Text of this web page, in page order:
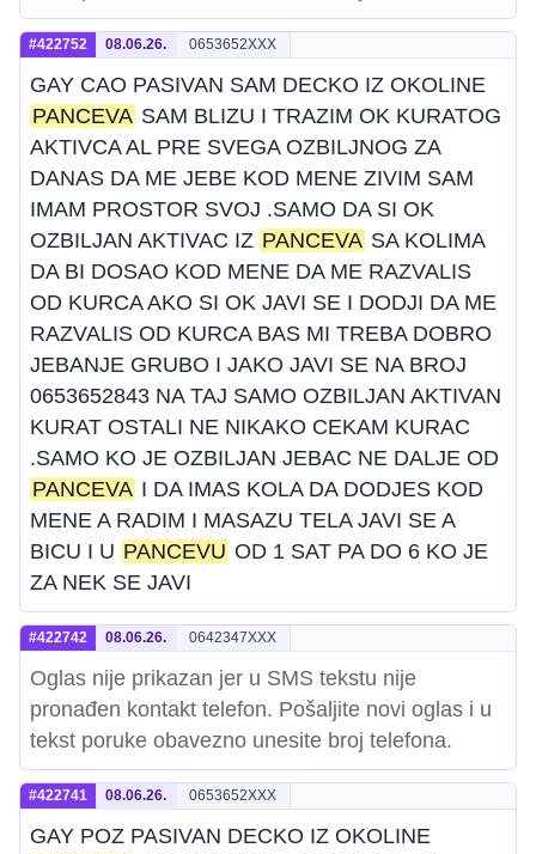
#422752 08.06.26. 0653652XXX
GAY CAO PASIVAN SAM DECKO IZ OKOLINE
PANCEVA SAM BLIZU I TRAZIM OK KURATOG
AKTIVCA AL PRE SVEGA OZBILJNOG ZA
DANAS DA ME JEBE KOD MENE ZIVIM SAM
IMAM PROSTOR SVOJ .SAMO DA SI OK
OZBILJAN AKTIVAC IZ PANCEVA SA KOLIMA
DA BI DOSAO KOD MENE DA ME RAZVALIS
OD KURCA AKO SI OK JAVI SE I DODJI DA ME
RAZVALIS OD KURCA BAS MI TREBA DOBRO
JEBANJE GRUBO I JAKO JAVI SE NA BROJ
0653652843 NA TAJ SAMO OZBILJAN AKTIVAN
KURAT OSTALI NE NIKAKO CEKAM KURAC
.SAMO KO JE OZBILJAN JEBAC NE DALJE OD
PANCEVA I DA IMAS KOLA DA DODJES KOD
MENE A RADIM I MASAZU TELA JAVI SE A
BICU I U PANCEVU OD 1 SAT PA DO 6 KO JE
ZA NEK SE JAVI
#422742 08.06.26. 0642347XXX
Oglas nije prikazan jer u SMS tekstu nije
pronađen kontakt telefon. Pošaljite novi oglas i u
tekst poruke obavezno unesite broj telefona.
#422741 08.06.26. 0653652XXX
GAY POZ PASIVAN DECKO IZ OKOLINE